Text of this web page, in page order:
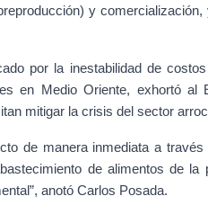
y
por la inestabilidad de
en Medio Oriente, exhortó al
mitigar la crisis del sector
de manera inmediata a
de alimentos de la
anotó Carlos Posada.